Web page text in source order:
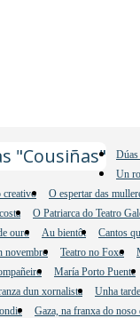
"Cousiñas"
Un
creativo O espertar das
O Patriarca do Teatro
ouro Au bientôt Cantos
novembro Teatro no Foxo
María Porto Puente
dun xornalista Unha
Gaza, na franxa do noso